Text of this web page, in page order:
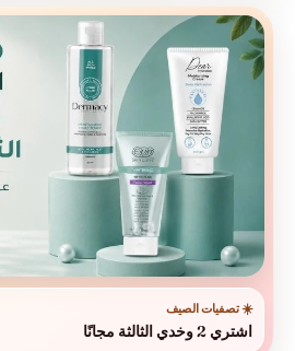
☀️ تصفيات الصيف
اشتري 2 وخدي الثالثة مجانًا